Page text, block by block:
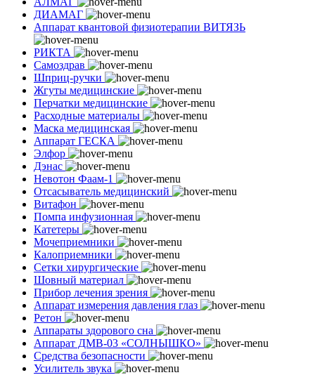
ДИАМАГ
Аппарат квантовой физиотерапии ВИТЯЗЬ
РИКТА
Самоздрав
Шприц-ручки
Жгуты медицинские
Перчатки медицинские
Расходные материалы
Маска медицинская
Аппарат ГЕСКА
Элфор
Дэнас
Невотон Фаам-1
Отсасыватель медицинский
Витафон
Помпа инфузионная
Катетеры
Мочеприемники
Калоприемники
Сетки хирургические
Шовный материал
Прибор лечения зрения
Аппарат измерения давления глаз
Ретон
Аппараты здорового сна
Аппарат ДМВ-03 «СОЛНЫШКО»
Средства безопасности
Усилитель звука